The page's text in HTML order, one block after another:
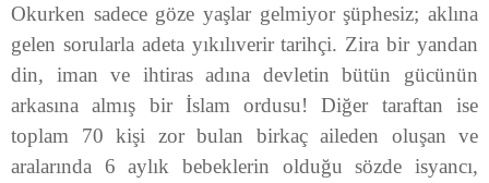
Okurken sadece göze yaşlar gelmiyor şüphesiz; aklına
gelen sorularla adeta yıkılıverir tarihçi. Zira bir yandan
din, iman ve ihtiras adına devletin bütün gücünün
arkasına almış bir İslam ordusu! Diğer taraftan ise
toplam 70 kişi zor bulan birkaç aileden oluşan ve
aralarında 6 aylık bebeklerin olduğu sözde isyancı,